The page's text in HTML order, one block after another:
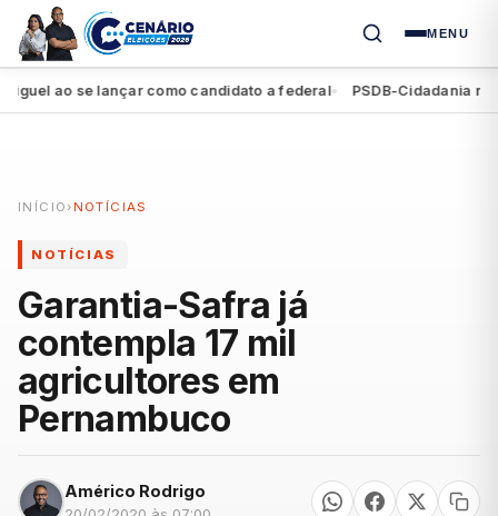
MENU
ao se lançar como candidato a federal● PSDB-Cidadania
INÍCIO ›NOTÍCIAS
NOTÍCIAS
Garantia-Safra já
contempla 17 mil
agricultores em
Pernambuco
Américo Rodrigo